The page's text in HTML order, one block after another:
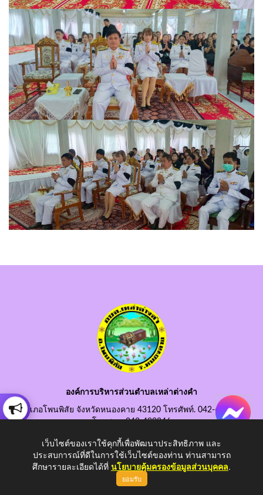
องค์การบริหารส่วนตำบลเหล่าต่างคำ
อำเภอโพนพิสัย จังหวัดหนองคาย 43120 โทรศัพท์. 042-490845
โทรสาร. 042-490846
อีเมลกลาง. saraban@laotangkham.go.th
เว็บไซต์ของเราใช้คุกกี้เพื่อพัฒนาประสิทธิภาพ และ
ประสบการณ์ที่ดีในการใช้เว็บไซต์ของท่าน ท่านสามารถ
ศึกษารายละเอียดได้ที่ นโยบายคุ้มครองข้อมูลส่วนบุคคล.
ยอมรับ